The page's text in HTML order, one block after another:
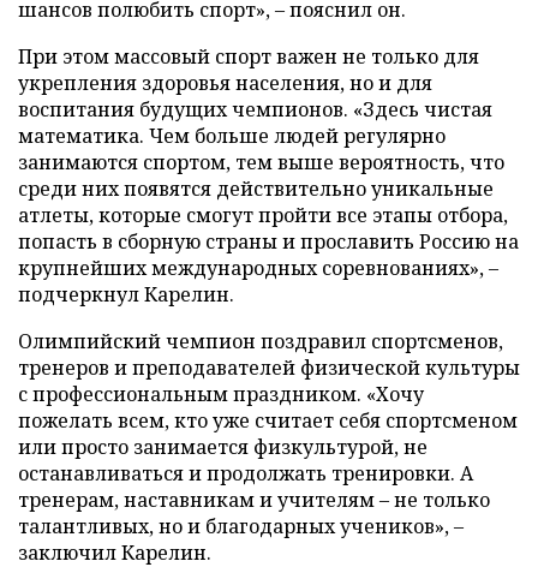
шансов полюбить спорт», – пояснил он.
При этом массовый спорт важен не только для
укрепления здоровья населения, но и для
воспитания будущих чемпионов. «Здесь чистая
математика. Чем больше людей регулярно
занимаются спортом, тем выше вероятность, что
среди них появятся действительно уникальные
атлеты, которые смогут пройти все этапы отбора,
попасть в сборную страны и прославить Россию на
крупнейших международных соревнованиях», –
подчеркнул Карелин.
Олимпийский чемпион поздравил спортсменов,
тренеров и преподавателей физической культуры
с профессиональным праздником. «Хочу
пожелать всем, кто уже считает себя спортсменом
или просто занимается физкультурой, не
останавливаться и продолжать тренировки. А
тренерам, наставникам и учителям – не только
талантливых, но и благодарных учеников», –
заключил Карелин.